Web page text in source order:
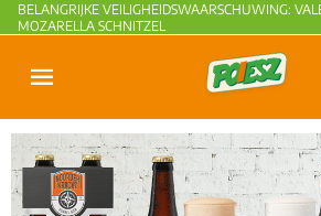
BELANGRIJKE VEILIGHEIDSWAARSCHUWING:
MOZARELLA SCHNITZEL